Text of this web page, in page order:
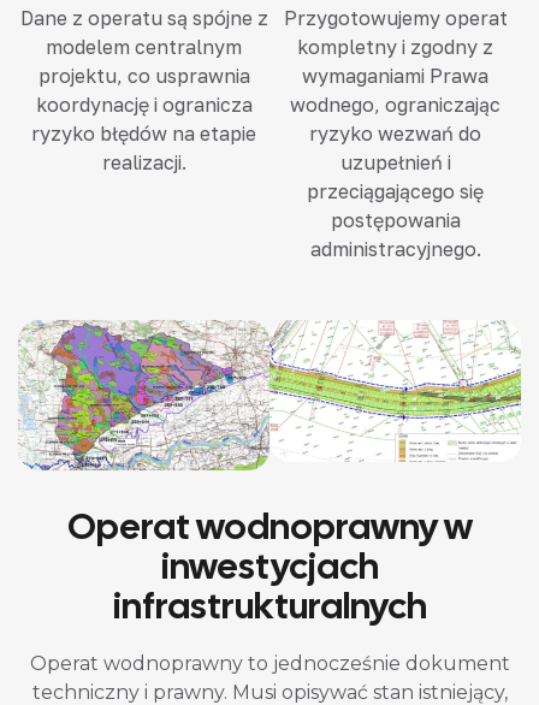
Dane z operatu są spójne z
modelem centralnym
projektu, co usprawnia
koordynację i ogranicza
ryzyko błędów na etapie
realizacji.
Przygotowujemy operat
kompletny i zgodny z
wymaganiami Prawa
wodnego, ograniczając
ryzyko wezwań do
uzupełnień i
przeciągającego się
postępowania
administracyjnego.
Operat wodnoprawny w
inwestycjach
infrastrukturalnych
Operat wodnoprawny to jednocześnie dokument
techniczny i prawny. Musi opisywać stan istniejący,